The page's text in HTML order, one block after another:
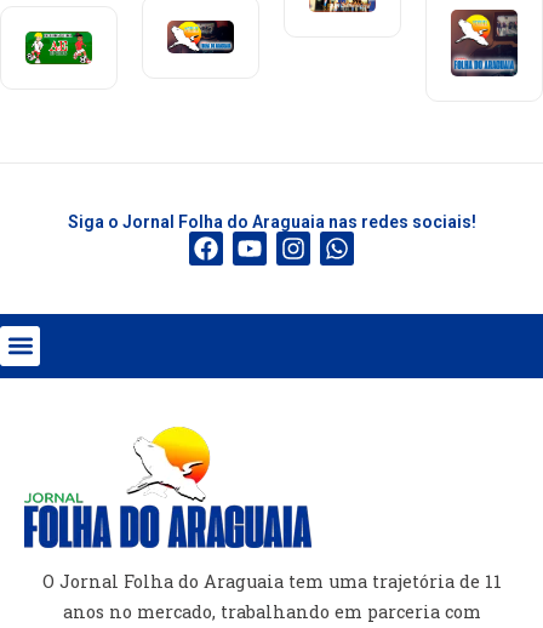
Siga o Jornal Folha do Araguaia nas redes sociais!
O Jornal Folha do Araguaia tem uma trajetória de 11
anos no mercado, trabalhando em parceria com